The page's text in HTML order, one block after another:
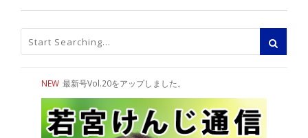
NEW 最新号Vol.20をアップしました。